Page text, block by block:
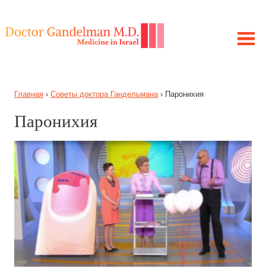
МОЯ ИСТОРИЯ
ПОЛУЧИТЕ КОНСУЛЬТАЦИЮ
ЗАБОЛЕВАНИЯ
СОВЕТЫ ГАНДЕЛЬМАНА
Главная › Советы доктора Гандельмана › Паронихия
Паронихия